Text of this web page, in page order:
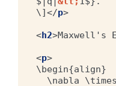
\]</p>
<h2>Maxwell's
<p>
\begin{align}